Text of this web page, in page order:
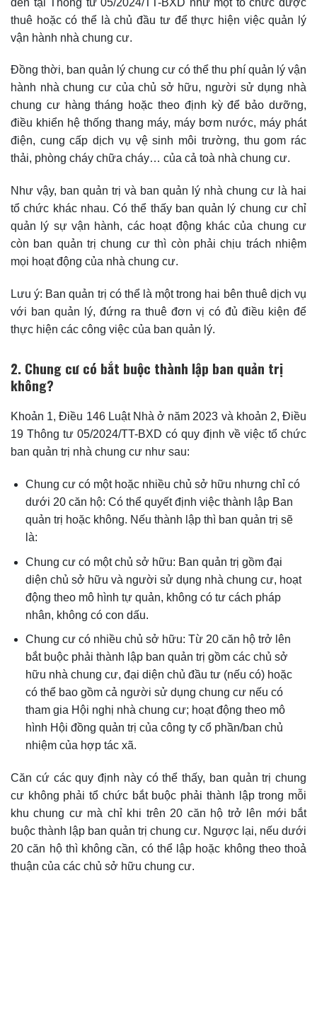
thuê hoặc có thể là chủ đầu tư để thực hiện việc quản lý
vận hành nhà chung cư.
Đồng thời, ban quản lý chung cư có thể thu phí quản lý vận
hành nhà chung cư của chủ sở hữu, người sử dụng nhà
chung cư hàng tháng hoặc theo định kỳ để bảo dưỡng,
điều khiển hệ thống thang máy, máy bơm nước, máy phát
điện, cung cấp dịch vụ vệ sinh môi trường, thu gom rác
thải, phòng cháy chữa cháy… của cả toà nhà chung cư.
Như vậy, ban quản trị và ban quản lý nhà chung cư là hai
tổ chức khác nhau. Có thể thấy ban quản lý chung cư chỉ
quản lý sự vận hành, các hoạt động khác của chung cư
còn ban quản trị chung cư thì còn phải chịu trách nhiệm
mọi hoạt động của nhà chung cư.
Lưu ý: Ban quản trị có thể là một trong hai bên thuê dịch vụ
với ban quản lý, đứng ra thuê đơn vị có đủ điều kiện để
thực hiện các công việc của ban quản lý.
2. Chung cư có bắt buộc thành lập ban quản trị
không?
Khoản 1, Điều 146 Luật Nhà ở năm 2023 và khoản 2, Điều
19 Thông tư 05/2024/TT-BXD có quy định về việc tổ chức
ban quản trị nhà chung cư như sau:
Chung cư có một hoặc nhiều chủ sở hữu nhưng chỉ có
dưới 20 căn hộ: Có thể quyết định việc thành lập Ban
quản trị hoặc không. Nếu thành lập thì ban quản trị sẽ
là:
Chung cư có một chủ sở hữu: Ban quản trị gồm đại
diện chủ sở hữu và người sử dụng nhà chung cư, hoạt
động theo mô hình tự quản, không có tư cách pháp
nhân, không có con dấu.
Chung cư có nhiều chủ sở hữu: Từ 20 căn hộ trở lên
bắt buộc phải thành lập ban quản trị gồm các chủ sở
hữu nhà chung cư, đại diện chủ đầu tư (nếu có) hoặc
có thể bao gồm cả người sử dụng chung cư nếu có
tham gia Hội nghị nhà chung cư; hoạt động theo mô
hình Hội đồng quản trị của công ty cổ phần/ban chủ
nhiệm của hợp tác xã.
Căn cứ các quy định này có thể thấy, ban quản trị chung
cư không phải tổ chức bắt buộc phải thành lập trong mỗi
khu chung cư mà chỉ khi trên 20 căn hộ trở lên mới bắt
buộc thành lập ban quản trị chung cư. Ngược lại, nếu dưới
20 căn hộ thì không cần, có thể lập hoặc không theo thoả
thuận của các chủ sở hữu chung cư.